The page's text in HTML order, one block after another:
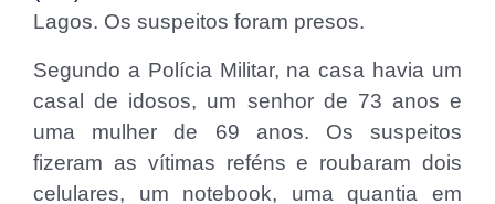
Lagos. Os suspeitos foram presos.
Segundo a Polícia Militar, na casa havia um
casal de idosos, um senhor de 73 anos e
uma mulher de 69 anos. Os suspeitos
fizeram as vítimas reféns e roubaram dois
celulares, um notebook, uma quantia em